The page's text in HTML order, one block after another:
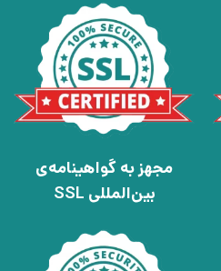
مجهز به گواهینامه‌ی
بین‌المللی SSL